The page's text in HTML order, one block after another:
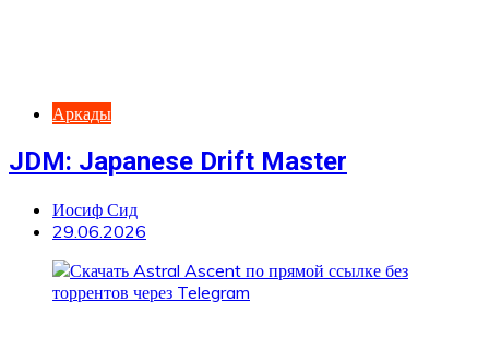
Аркады
JDM: Japanese Drift Master
Иосиф Сид
29.06.2026